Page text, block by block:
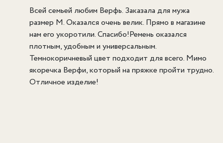
Всей семьей любим Верфь. Заказала для мужа
размер М. Оказался очень велик. Прямо в магазине
нам его укоротили. Спасибо!Ремень оказался
плотным, удобным и универсальным.
Темнокоричневый цвет подходит для всего. Мимо
якоречка Верфи, который на пряжке пройти трудно.
Отличное изделие!